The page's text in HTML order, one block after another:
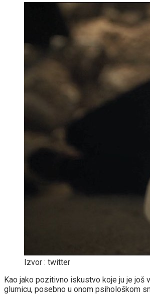
Izvor : twitter
Kao jako pozitivno iskustvo koje ju je još
glumicu, posebno u onom psihološkom